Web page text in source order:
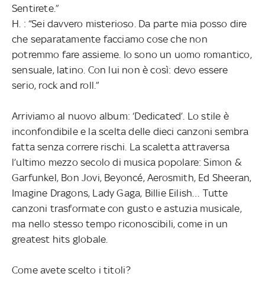
Sentirete.”
H. : “Sei davvero misterioso. Da parte mia posso dire
che separatamente facciamo cose che non
potremmo fare assieme. Io sono un uomo romantico,
sensuale, latino. Con lui non è così: devo essere
serio, rock and roll.”
Arriviamo al nuovo album: ‘Dedicated’. Lo stile è
inconfondibile e la scelta delle dieci canzoni sembra
fatta senza correre rischi. La scaletta attraversa
l’ultimo mezzo secolo di musica popolare: Simon &
Garfunkel, Bon Jovi, Beyoncé, Aerosmith, Ed Sheeran,
Imagine Dragons, Lady Gaga, Billie Eilish… Tutte
canzoni trasformate con gusto e astuzia musicale,
ma nello stesso tempo riconoscibili, come in un
greatest hits globale.
Come avete scelto i titoli?